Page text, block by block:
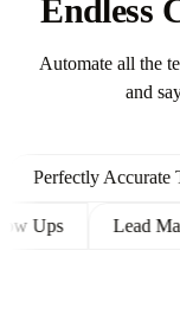
Endless
Automate all the
and
Accurate
Follow Ups